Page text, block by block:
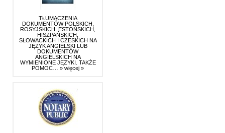
TŁUMACZENIA
DOKUMENTÓW POLSKICH,
ROSYJSKICH, ESTOŃSKICH,
HISZPAŃSKICH,
SŁOWACKICH I CZESKICH NA
JĘZYK ANGIELSKI LUB
DOKUMENTÓW
ANGIELSKICH NA
WYMIENIONE JĘZYKI. TAKŻE
POMOC… » więcej »